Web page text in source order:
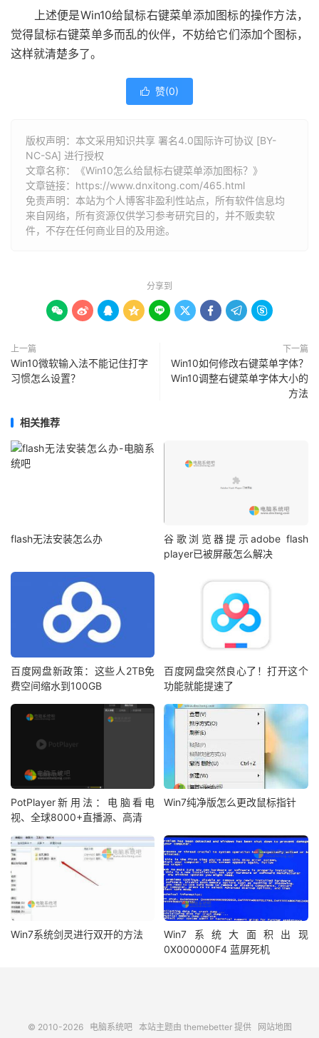
上述便是Win10给鼠标右键菜单添加图标的操作方法，
觉得鼠标右键菜单多而乱的伙伴，不妨给它们添加个图标，
这样就清楚多了。
 赞(0)
版权声明：本文采用知识共享 署名4.0国际许可协议 [BY-
NC-SA] 进行授权
文章名称：《Win10怎么给鼠标右键菜单添加图标？》
文章链接： https://www.dnxitong.com/465.html
免责声明：本站为个人博客非盈利性站点，所有软件信息均
来自网络，所有资源仅供学习参考研究目的，并不贩卖软
件，不存在任何商业目的及用途。
分享到
        
上一篇
Win10微软输入法不能记住打字
习惯怎么设置？
下一篇
Win10如何修改右键菜单字体？
Win10调整右键菜单字体大小的
方法
相关推荐
flash无法安装怎么办
谷歌浏览器提示adobe flash
player已被屏蔽怎么解决
百度网盘新政策：这些人2TB免
费空间缩水到100GB
百度网盘突然良心了！打开这个
功能就能提速了
PotPlayer新用法：电脑看电
视、全球8000+直播源、高清
Win7纯净版怎么更改鼠标指针
Win7系统剑灵进行双开的方法
Win7系统大面积出现
0X000000F4 蓝屏死机
© 2010-2026 电脑系统吧本站主题由 themebetter提供
网站地图